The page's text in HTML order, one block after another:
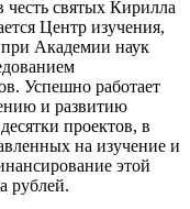
честь святых Кирилла
Центр изучения,
при Академии наук
Успешно работает
и развитию
проектов, в
на изучение и
этой
рублей.